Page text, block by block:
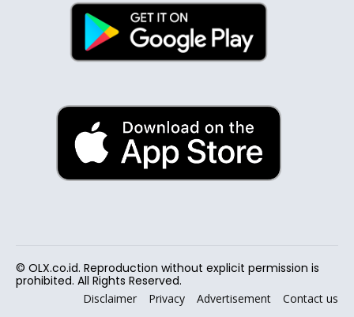
© OLX.co.id. Reproduction without explicit permission is
prohibited. All Rights Reserved.
Disclaimer Privacy Advertisement Contact us